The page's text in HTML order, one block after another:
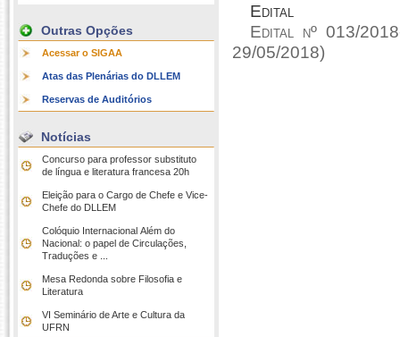
Outras Opções
Acessar o SIGAA
Atas das Plenárias do DLLEM
Reservas de Auditórios
Notícias
Concurso para professor substituto
de língua e literatura francesa 20h
Eleição para o Cargo de Chefe e Vice-
Chefe do DLLEM
Colóquio Internacional Além do
Nacional: o papel de Circulações,
Traduções e ...
Mesa Redonda sobre Filosofia e
Literatura
VI Seminário de Arte e Cultura da
UFRN
Edital
Edital nº 013/
29/05/2018)